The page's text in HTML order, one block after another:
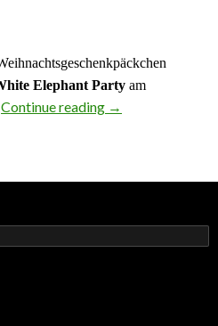
Elephant Party am
Continue reading White Elephant
→